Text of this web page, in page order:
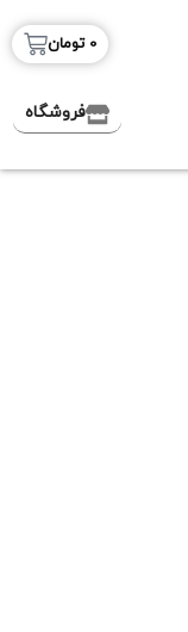
0 تومان
فروشگاه